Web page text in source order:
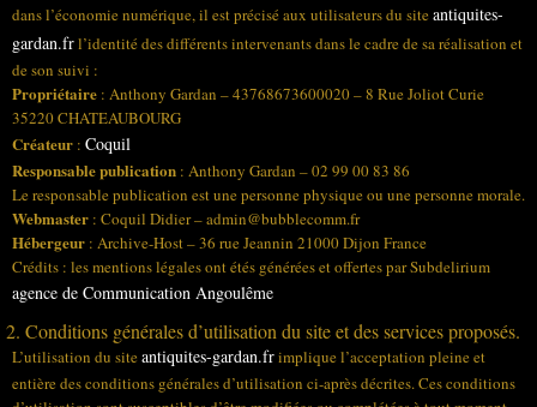
dans l’économie numérique, il est précisé aux utilisateurs du site antiquites-
gardan.frl’identité des différents intervenants dans le cadre de sa réalisation et
de son suivi :
Propriétaire : Anthony Gardan – 43768673600020 – 8 Rue Joliot Curie
35220 CHATEAUBOURG
Créateur : Coquil
Responsable publication : Anthony Gardan – 02 99 00 83 86
Le responsable publication est une personne physique ou une personne morale.
Webmaster : Coquil Didier – admin@bubblecomm.fr
Hébergeur : Archive-Host – 36 rue Jeannin 21000 Dijon France
Crédits : les mentions légales ont étés générées et offertes par Subdelirium
agence de Communication Angoulême
2. Conditions générales d’utilisation du site et des services proposés.
L’utilisation du site antiquites-gardan.frimplique l’acceptation pleine et
entière des conditions générales d’utilisation ci-après décrites. Ces conditions